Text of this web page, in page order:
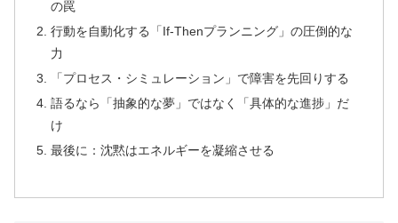
の罠
行動を自動化する「If-Thenプランニング」の圧倒的な
力
「プロセス・シミュレーション」で障害を先回りする
語るなら「抽象的な夢」ではなく「具体的な進捗」だ
け
最後に：沈黙はエネルギーを凝縮させる